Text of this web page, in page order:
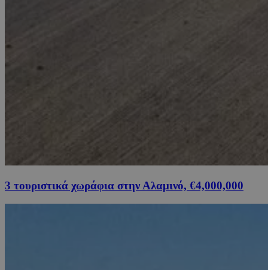
3 τουριστικά χωράφια στην Αλαμινό, €4,000,000